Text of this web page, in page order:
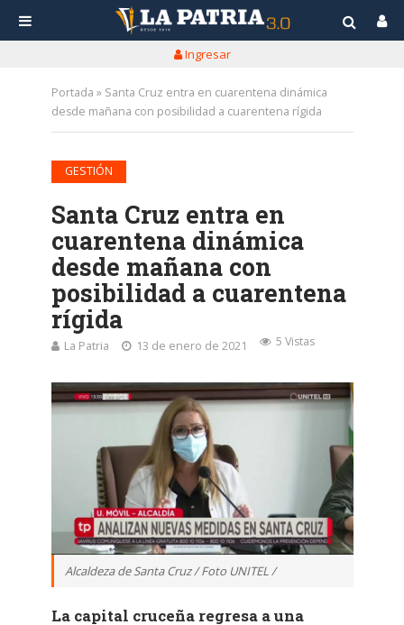
Ingresar
Portada » Santa Cruz entra en cuarentena dinámica
desde mañana con posibilidad a cuarentena rígida
GESTIÓN
Santa Cruz entra en
cuarentena dinámica
desde mañana con
posibilidad a cuarentena
rígida
La Patria 13 de enero de 2021 5 Vistas
Alcaldeza de Santa Cruz / Foto UNITEL /
La capital cruceña regresa a una